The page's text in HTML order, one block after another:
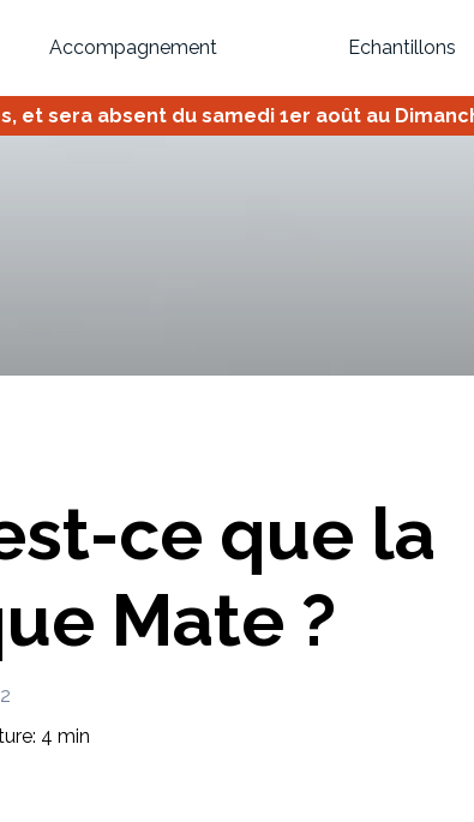
Accompagnement Echantillons
Inspirez-vous du catalogue
Créez votre projet de A à Z Retrouvez
Imaginez et concevez un meuble 100% unique.
et sera absent du samedi 1er août au
ce que la
Mate ?
4 min